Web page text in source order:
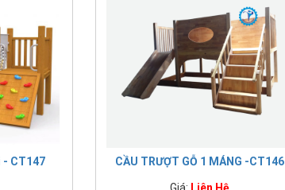
- CT147 CẦU TRƯỢT GỖ 1 MÁNG -CT146